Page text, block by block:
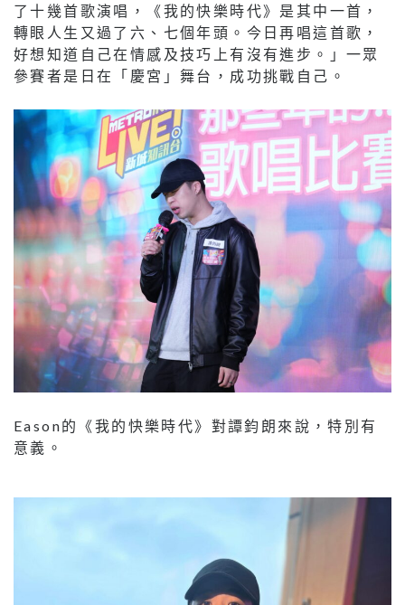
了十幾首歌演唱，《我的快樂時代》是其中一首，
轉眼人生又過了六、七個年頭。今日再唱這首歌，
好想知道自己在情感及技巧上有沒有進步。」一眾
參賽者是日在「慶宮」舞台，成功挑戰自己。
Eason的《我的快樂時代》對譚鈞朗來說，特別有
意義。